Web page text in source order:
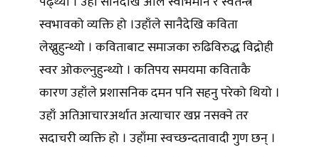
स्वभावको व्यक्ति हो ।उहाँले सानैदेखि कविता
लेख्नुहुन्थ्यो । कविताबाट समाजका रुढिविरुद्ध विद्रोही
स्वर ओकल्नुहुन्थ्यो । कतिपय समयमा कविताकै
कारण उहाँले प्रशासनिक दमन पनि सहनु परेको थियो ।
उहाँ अतिआचारअर्थात अत्याचार खप्न नसक्ने तर
सदाचरी व्यक्ति हो । उहाँमा स्वच्छन्दतावादी गुण छन् ।